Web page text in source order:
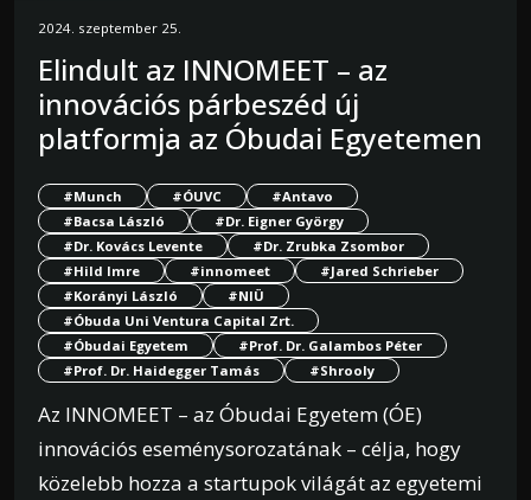
2024. szeptember 25.
Elindult az INNOMEET – az
innovációs párbeszéd új
platformja az Óbudai Egyetemen
#Munch #ÓUVC
#Antavo
#Bacsa László
#Dr. Eigner György
#Dr. Kovács Levente
#Dr. Zrubka Zsombor
#Hild Imre
#innomeet
#Jared Schrieber
#Korányi László
#NIÜ
#Óbuda Uni Ventura Capital Zrt.
#Óbudai Egyetem
#Prof. Dr. Galambos Péter
#Prof. Dr. Haidegger Tamás
#Shrooly
Az INNOMEET – az Óbudai Egyetem (ÓE)
innovációs eseménysorozatának – célja, hogy
közelebb hozza a startupok világát az egyetemi